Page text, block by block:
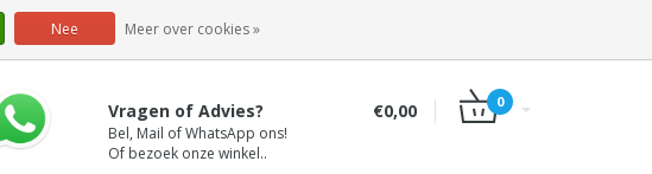
Vragen of Advies?
Bel, Mail of WhatsApp ons!
Of bezoek onze winkel..
€0,00 0
Nee Meer over cookies »